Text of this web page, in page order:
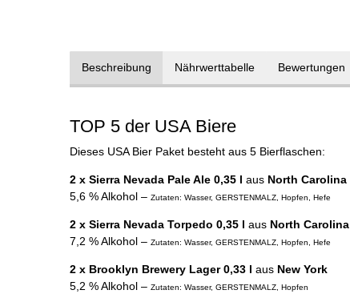
Beschreibung Nährwerttabelle Bewertungen
TOP 5 der USA Biere
Dieses USA Bier Paket besteht aus 5 Bierflaschen:
2 x Sierra Nevada Pale Ale 0,35 l aus North Carolina
5,6 % Alkohol – Zutaten: Wasser, GERSTENMALZ, Hopfen, Hefe
2 x Sierra Nevada Torpedo 0,35 l aus North Carolina
7,2 % Alkohol – Zutaten: Wasser, GERSTENMALZ, Hopfen, Hefe
2 x Brooklyn Brewery Lager 0,33 l aus New York
5,2 % Alkohol – Zutaten: Wasser, GERSTENMALZ, Hopfen